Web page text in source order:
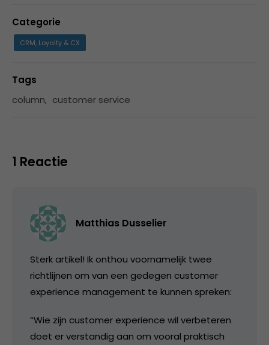
Categorie
CRM, Loyalty & CX
Tags
column, customer service
1 Reactie
Matthias Dusselier
Sterk artikel! Ik onthou voornamelijk twee
richtlijnen om van een gedegen customer
experience management te kunnen spreken:
“Wie zijn customer experience wil verbeteren
doet er verstandig aan om vooral praktisch